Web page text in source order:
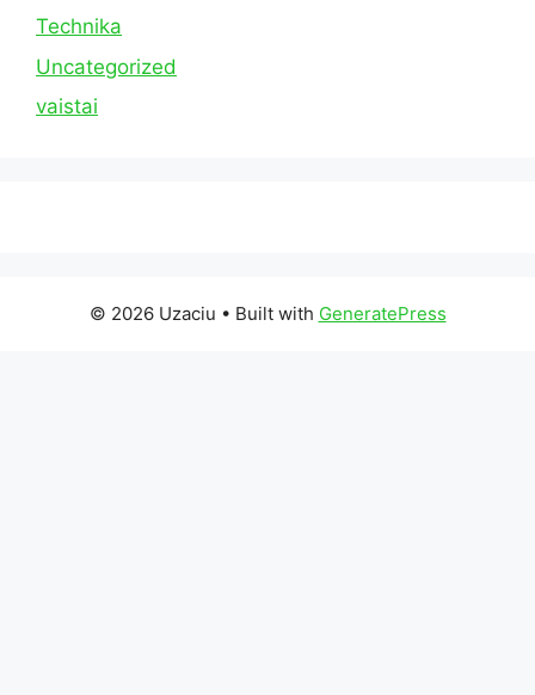
Technika
Uncategorized
vaistai
© 2026 Uzaciu • Built with GeneratePress